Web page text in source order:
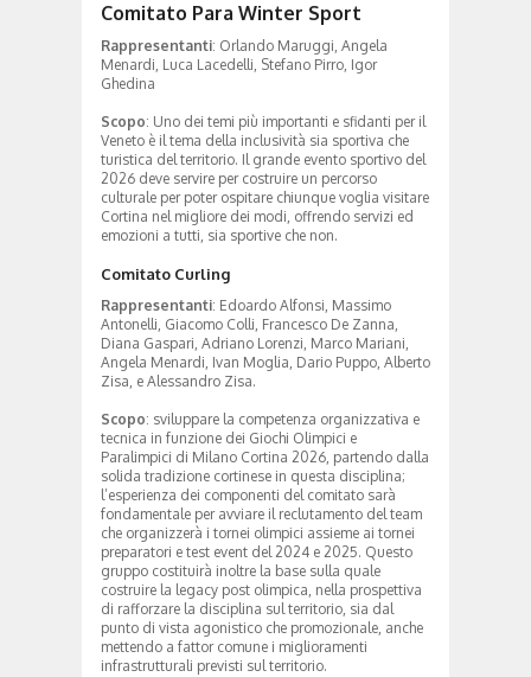
Comitato Para Winter Sport
Rappresentanti: Orlando Maruggi, Angela
Menardi, Luca Lacedelli, Stefano Pirro, Igor
Ghedina
Scopo: Uno dei temi più importanti e sfidanti per il
Veneto è il tema della inclusività sia sportiva che
turistica del territorio. Il grande evento sportivo del
2026 deve servire per costruire un percorso
culturale per poter ospitare chiunque voglia visitare
Cortina nel migliore dei modi, offrendo servizi ed
emozioni a tutti, sia sportive che non.
Comitato Curling
Rappresentanti: Edoardo Alfonsi, Massimo
Antonelli, Giacomo Colli, Francesco De Zanna,
Diana Gaspari, Adriano Lorenzi, Marco Mariani,
Angela Menardi, Ivan Moglia, Dario Puppo, Alberto
Zisa, e Alessandro Zisa.
Scopo: sviluppare la competenza organizzativa e
tecnica in funzione dei Giochi Olimpici e
Paralimpici di Milano Cortina 2026, partendo dalla
solida tradizione cortinese in questa disciplina;
l’esperienza dei componenti del comitato sarà
fondamentale per avviare il reclutamento del team
che organizzerà i tornei olimpici assieme ai tornei
preparatori e test event del 2024 e 2025. Questo
gruppo costituirà inoltre la base sulla quale
costruire la legacy post olimpica, nella prospettiva
di rafforzare la disciplina sul territorio, sia dal
punto di vista agonistico che promozionale, anche
mettendo a fattor comune i miglioramenti
infrastrutturali previsti sul territorio.